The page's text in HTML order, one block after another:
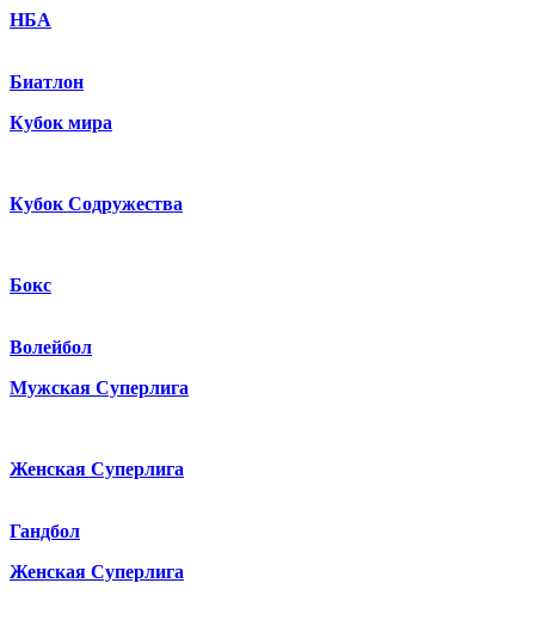
НБА
Биатлон
Кубок мира
Кубок Содружества
Бокс
Волейбол
Мужская Суперлига
Женская Суперлига
Гандбол
Женская Суперлига